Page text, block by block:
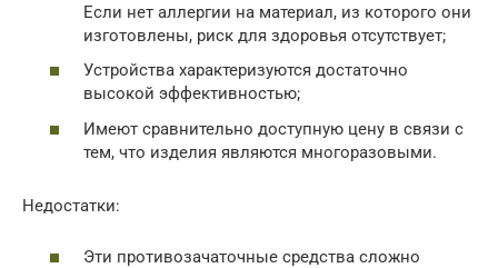
Если нет аллергии на материал, из которого они
изготовлены, риск для здоровья отсутствует;
Устройства характеризуются достаточно
высокой эффективностью;
Имеют сравнительно доступную цену в связи с
тем, что изделия являются многоразовыми.
Недостатки:
Эти противозачаточные средства сложно